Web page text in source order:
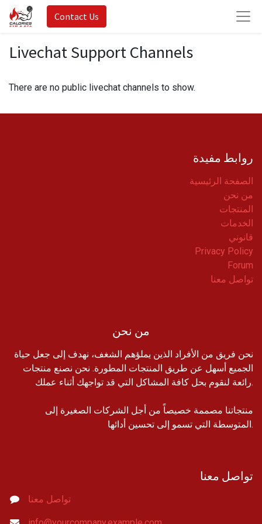
Contact Us
Livechat Support Channels
There are no public livechat channels to show.
روابط مفيدة
الصفحة الرئيسية
من نحن
المنتجات
الخدمات
قانوني
Privacy Policy
Forum
تواصل معنا
من نحن
نحن فريق من الأفراد الذين يملؤهم الشغف، نهدف إلى جعل حياة
الجميع أسهل عن طريق المنتجات المطورة. نحن نصنع منتجات
رائعة لنقوم بحل كافة المشاكل التي قد تواجهك أثناء عملك.
منتجاتنا مصممة خصيصاً من أجل الشركات الصغيرة إلى
المتوسطة التي تسمو إلى تحسين أدائها.
تواصل معنا
تواصل معنا